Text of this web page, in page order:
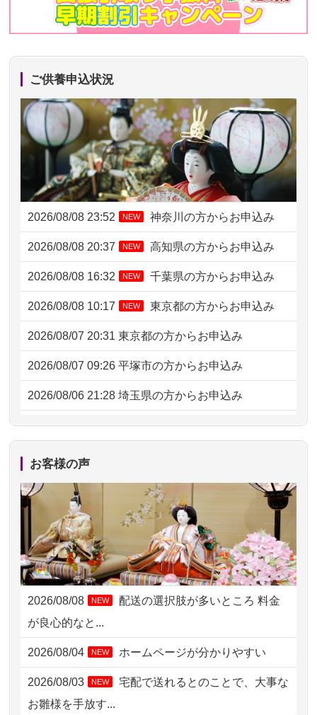
ご供養申込状況
2026/08/08 23:52 NEW 神奈川の方からお申込み
2026/08/08 20:37 NEW 高知県の方からお申込み
2026/08/08 16:32 NEW 千葉県の方からお申込み
2026/08/08 10:17 NEW 東京都の方からお申込み
2026/08/07 20:31 東京都の方からお申込み
2026/08/07 09:26 平塚市の方からお申込み
2026/08/06 21:28 埼玉県の方からお申込み
2026/08/06 17:56 藤沢市の方からお申込み
2026/08/06 10:06
2026/08/06 09:17 三重県の方からお申込み
2026/08/06 06:48 横浜市の方からお申込み
2026/08/05 15:07 東京都の方からお申込み
2026/08/05 11:33 神奈川の方からお申込み
2026/08/04 17:34 西亀有の方からお申込み
お客様の声
2026/08/08 NEW
配送の選択肢が多いところ 料金
が良心的なと...
2026/08/04 NEW ホームページが分かりやすい
2026/08/03 NEW
宅配で送れるとのことで、大事な
お雛様を手放す...